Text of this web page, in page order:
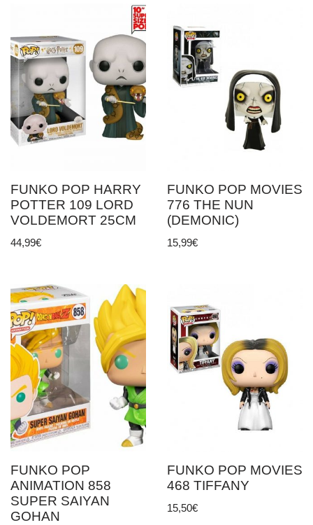
FUNKO POP HARRY
POTTER 109 LORD
VOLDEMORT 25CM
44,99€
FUNKO POP MOVIES
776 THE NUN
(DEMONIC)
15,99€
FUNKO POP
ANIMATION 858
SUPER SAIYAN
GOHAN
FUNKO POP MOVIES
468 TIFFANY
15,50€